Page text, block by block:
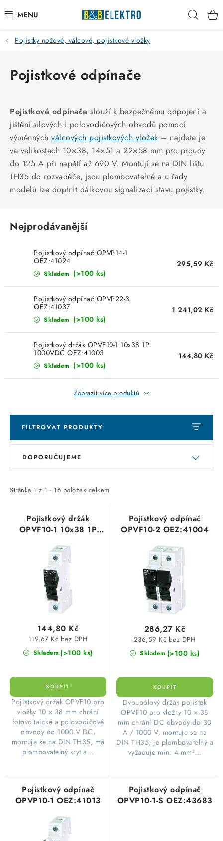
na
obsah
Reklamace / Vrácení zboží
Blog
VYTÁPĚNÍ
VYPÍNAČE
ELEKTROMATERIÁL
KABELY
ŽÁROVKY
VENTILÁTORY
FOTOVOLTAIKA
CHYTRÁ DOMÁCNOST
SVÍTIDLA domovní
SVÍTIDLA interiérová
SVÍTIDLA technická
Položky bez zařazené kategorie dle výrobců
OSVĚTLENÍ
Otevírací doba výdejny
Ochrana osobních údajů
Moje objednávka
Pojistky nožové, válcové, pojistkové vložky
Pojistkové odpínače
Pojistkové odpínače slouží k bezpečnému odpojení a
jištění silových i polovodičových obvodů pomocí
výměnných válcových pojistkových vložek – najdete je
ve velikostech 10×38, 14×51 a 22×58 mm pro proudy
do 125 A při napětí až 690 V. Montují se na DIN lištu
TH35 do rozvaděče, jsou plombovatelné a u řady
modelů lze doplnit dálkovou signalizaci stavu pojistky.
Nejprodávanější
Pojistkový odpínač OPVP14-1
OEZ:41024
Skladem (>100 ks)
295,59 Kč
Pojistkový odpínač OPVP22-3
OEZ:41037
Skladem (>100 ks)
1 241,02 Kč
Pojistkový držák OPVF10-1 10x38 1P
1000VDC OEZ:41003
Skladem (>100 ks)
144,80 Kč
Zobrazit více produktů
FILTROVAT PRODUKTY
V
i
Stránka 1 z 1 - 16 položek celkem
Ř
e
DOPORUČUJEME
Pojistkový držák
OPVF10-1 10x38 1P
Skladem (>100 ks)
119,67 Kč bez DPH
144,80 Kč
​Pojistkový držák OPVF10 pro
vložky 10 × 38 mm chrání
fotovoltaické a polovodičové
obvody do 1000 V DC,
montuje se na DIN TH35, má
plombovatelný kryt a...
Pojistkový odpínač
OPVF10-2 OEZ:41004
Skladem (>100 ks)
236,59 Kč bez DPH
286,27 Kč
​Dvoupólový držák pojistek
OPVF10 pro vložky 10 × 38
mm chrání DC obvody do 30
A / 1000 V, montuje se na
DIN TH35, je plombovatelný a
vyžaduje min. 4 mm²...
Pojistkový odpínač
OPVP10-1 OEZ:41013
Pojistkový odpínač
OPVP10-1-S OEZ:43683